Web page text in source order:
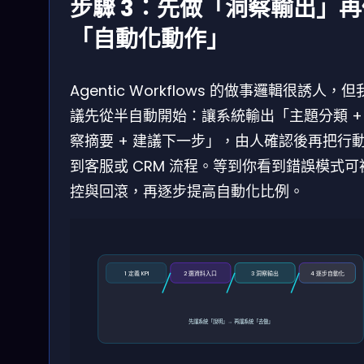
步驟 3：先做「洞察輸出」
「自動化動作」
Agentic Workflows 的做事邏輯很誘人，但
議先從半自動開始：讓系統輸出「主題分類
察摘要 + 建議下一步」，由人確認後再把行
到客服或 CRM 流程。等到你看到錯誤模式可
控與回滾，再逐步提高自動化比例。
1 定義 KPI 2 選資料入口 3 洞察輸出 4 逐步自動化
先讓系統「說明」→ 再讓系統「去做」